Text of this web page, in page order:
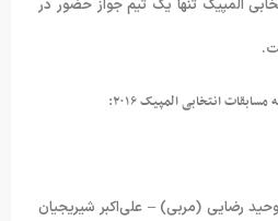
المپیک تنها یک تیم جواز حضور در
انتخابی المپیک ۲۰۱۶:
رضایی (مربی) – علی‌اکبر شیریجیان